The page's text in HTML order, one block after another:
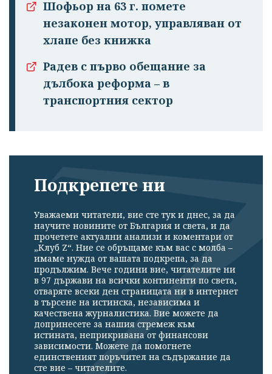
Шофьор на 63 г. помете
незаконен мотор, управляван от
хлапе без книжка
Радев с първо обещание за
дълбока реформа – в
транспортния сектор
Подкрепете ни
Уважаеми читатели, вие сте тук и днес, за да
научите новините от България и света, и да
прочетете актуални анализи и коментари от
„Клуб Z“. Ние се обръщаме към вас с молба –
имаме нужда от вашата подкрепа, за да
продължим. Вече години вие, читателите ни
в 97 държави на всички континенти по света,
отваряте всеки ден страницата ни в интернет
в търсене на истинска, независима и
качествена журналистика. Вие можете да
допринесете за нашия стремеж към
истината, неприкривана от финансови
зависимости. Можете да помогнете
единственият поръчител на съдържание да
сте вие – читателите.